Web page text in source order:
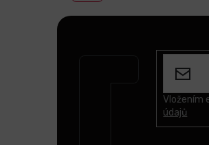
Vložením
údajů